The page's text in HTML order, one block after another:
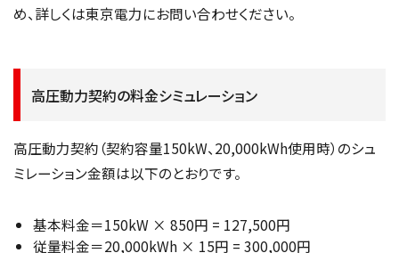
め、詳しくは東京電力にお問い合わせください。
高圧動力契約の料金シミュレーション
高圧動力契約（契約容量150kW、20,000kWh使用時）のシュ
ミレーション金額は以下のとおりです。
基本料金＝150kW × 850円 = 127,500円
従量料金＝20,000kWh × 15円 = 300,000円